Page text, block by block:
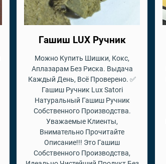
Гашиш LUX Ручник
Можно Купить Шишки, Кокс,
Аплазарам Без Риска. Выдача
Каждый День, Всё Проверено. ✅
Гашиш Ручник Lux Satori
Натуральный Гашиш Ручник
Собственного Производства.
Уважаемые Клиенты,
Внимательно Прочитайте
Описание!!! Это Гашиш
Собственного Производства,